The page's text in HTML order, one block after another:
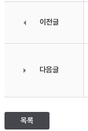
이전글
다음글
목록